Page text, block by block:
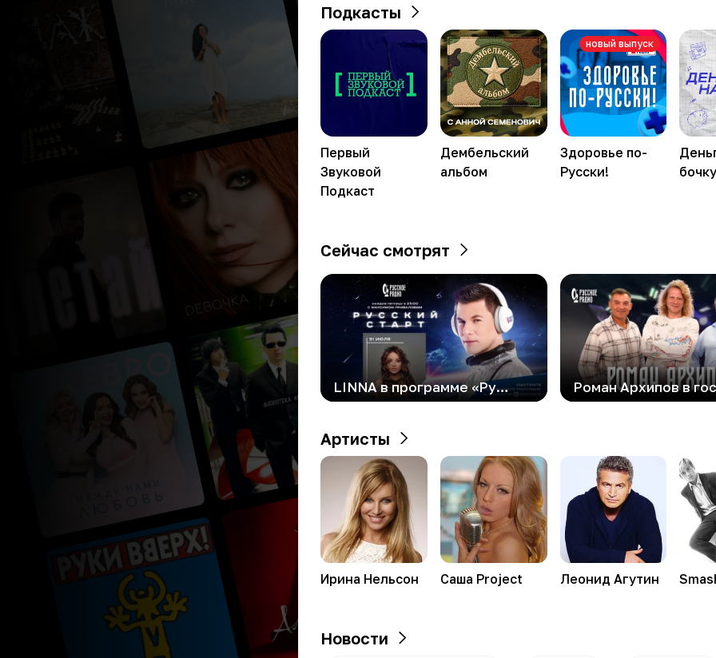
Подкасты
Первый
Звуковой
Подкаст
Дембельский
альбом
новый выпуск
Здоровье по-
Русски!
бочку
Сейчас смотрят
LINNA в программе «Русский Старт»
Артисты
Ирина Нельсон Саша Project Леонид Агутин
Новости